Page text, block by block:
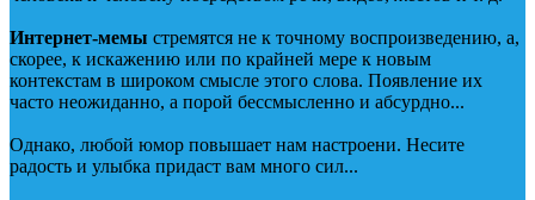
Интернет-мемы стремятся не к точному воспроизведению, а,
скорее, к искажению или по крайней мере к новым
контекстам в широком смысле этого слова. Появление их
часто неожиданно, а порой бессмысленно и абсурдно...
Однако, любой юмор повышает нам настроени. Несите
радость и улыбка придаст вам много сил...